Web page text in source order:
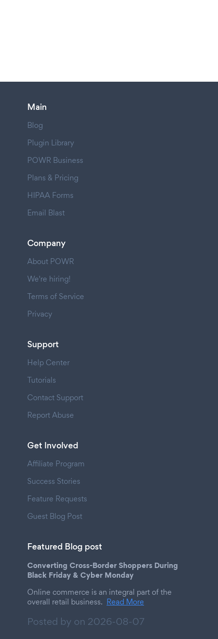
Main
Blog
Plugin Library
POWR Business
Plans & Pricing
HIPAA Forms
Email Blast
Company
About POWR
We're hiring!
Terms of Service
Privacy
Support
Help Center
Tutorials
Contact Support
Report Abuse
Get Involved
Affiliate Program
Success Stories
Feature Requests
Guest Blog Post
Featured Blog post
Converting Cross-Border Shoppers During
Black Friday & Cyber Monday
Online commerce is an integral part of the
overall retail business. Read More
Posted by on 2026-08-07